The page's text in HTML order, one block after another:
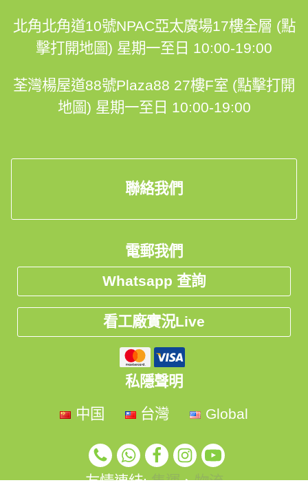
✅澳洲及歐洲進口原材料
✅30年經驗的專業安裝團隊
✅明碼實價，絕無隱藏報價⚡
北角北角道10號NPAC亞太廣場17樓全層 (點
擊打開地圖) 星期一至日 10:00-19:00
荃灣楊屋道88號Plaza88 27樓F室 (點擊打開
地圖) 星期一至日 10:00-19:00
聯絡我們
電郵我們
Whatsapp 查詢
看工廠實況Live
私隱聲明
中国
台灣 Global
友情連結:集運、物流